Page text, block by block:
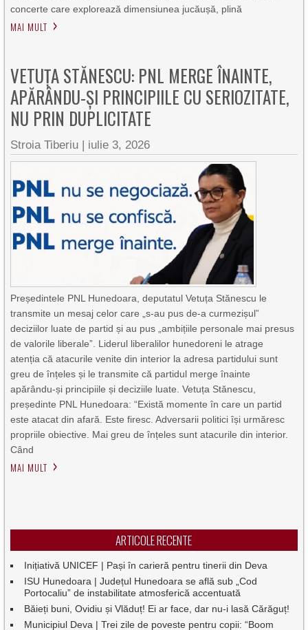
concerte care explorează dimensiunea jucăușă, plină
MAI MULT
VETUȚA STĂNESCU: PNL MERGE ÎNAINTE,
APĂRÂNDU-ȘI PRINCIPIILE CU SERIOZITATE,
NU PRIN DUPLICITATE
Stroia Tiberiu | iulie 3, 2026
Președintele PNL Hunedoara, deputatul Vetuța Stănescu le
transmite un mesaj celor care „s-au pus de-a curmezișul”
deciziilor luate de partid și au pus „ambițiile personale mai presus
de valorile liberale”. Liderul liberalilor hunedoreni le atrage
atenția că atacurile venite din interior la adresa partidului sunt
greu de înțeles și le transmite că partidul merge înainte
apărându-și principiile și deciziile luate. Vetuța Stănescu,
președinte PNL Hunedoara: “Există momente în care un partid
este atacat din afară. Este firesc. Adversarii politici își urmăresc
propriile obiective. Mai greu de înțeles sunt atacurile din interior.
Când
MAI MULT
ARTICOLE RECENTE
Inițiativă UNICEF | Pași în carieră pentru tinerii din Deva
ISU Hunedoara | Județul Hunedoara se află sub „Cod
Portocaliu” de instabilitate atmosferică accentuată
Băieți buni, Ovidiu și Vlăduț! Ei ar face, dar nu-i lasă Cărăguț!
Municipiul Deva | Trei zile de poveste pentru copii: “Boom